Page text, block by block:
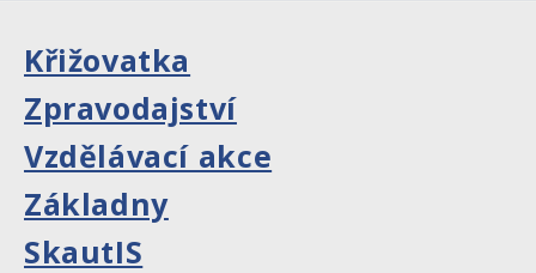
Křižovatka
Zpravodajství
Vzdělávací akce
Základny
SkautIS